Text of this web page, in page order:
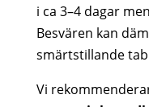
i ca 3–4 dagar
Besvären kan
smärtstillande
Vi